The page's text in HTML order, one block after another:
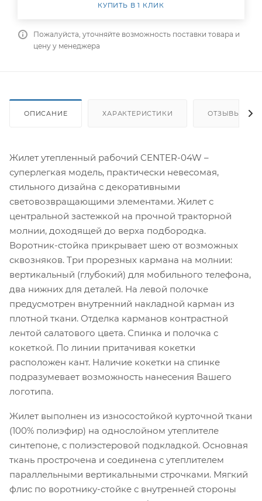
КУПИТЬ В 1 КЛИК
Пожалуйста, уточняйте возможность поставки товара и
цену у менеджера
ОПИСАНИЕ ХАРАКТЕРИСТИКИ ОТЗЫВЫ
Жилет утепленный рабочий CENTER-04W –
суперлегкая модель, практически невесомая,
стильного дизайна с декоративными
световозвращающими элементами. Жилет с
центральной застежкой на прочной тракторной
молнии, доходящей до верха подбородка.
Воротник-стойка прикрывает шею от возможных
сквозняков. Три прорезных кармана на молнии:
вертикальный (глубокий) для мобильного телефона,
два нижних для деталей. На левой полочке
предусмотрен внутренний накладной карман из
плотной ткани. Отделка карманов контрастной
лентой салатового цвета. Спинка и полочка с
кокеткой. По линии притачивая кокетки
расположен кант. Наличие кокетки на спинке
подразумевает возможность нанесения Вашего
логотипа.
Жилет выполнен из износостойкой курточной ткани
(100% полиэфир) на однослойном утеплителе
синтепоне, с полиэстеровой подкладкой. Основная
ткань прострочена и соединена с утеплителем
параллельными вертикальными строчками. Мягкий
флис по воротнику-стойке с внутренней стороны